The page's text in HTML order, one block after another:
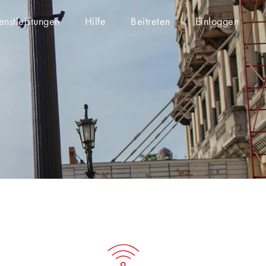
Hilfe Beitreten Einloggen